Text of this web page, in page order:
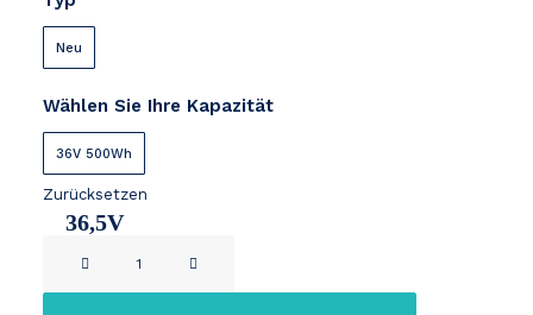
Neu
Wählen Sie Ihre Kapazität
36V 500Wh
36,5V
Zurücksetzen